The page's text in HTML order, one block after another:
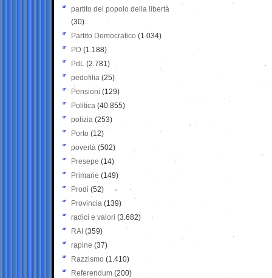
partito del popolo della libertà
(30)
Partito Democratico (1.034)
PD (1.188)
PdL (2.781)
pedofilia (25)
Pensioni (129)
Politica (40.855)
polizia (253)
Porto (12)
povertà (502)
Presepe (14)
Primarie (149)
Prodi (52)
Provincia (139)
radici e valori (3.682)
RAI (359)
rapine (37)
Razzismo (1.410)
Referendum (200)